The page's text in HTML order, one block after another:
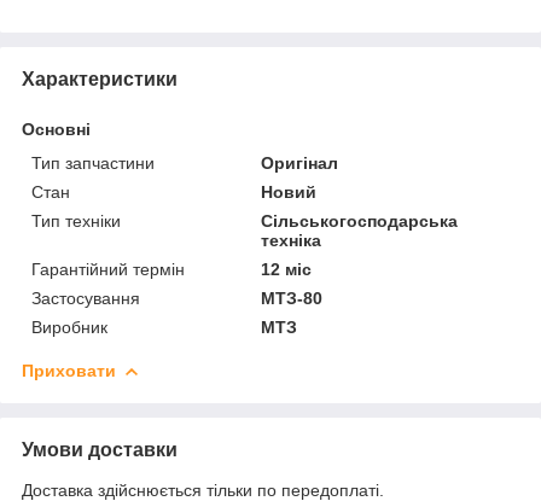
Характеристики
Основні
Тип запчастини
Оригінал
Стан
Новий
Тип техніки
Сільськогосподарська
техніка
Гарантійний термін
12 міс
Застосування
МТЗ-80
Виробник
МТЗ
Приховати
Умови доставки
Доставка здійснюється тільки по передоплаті.